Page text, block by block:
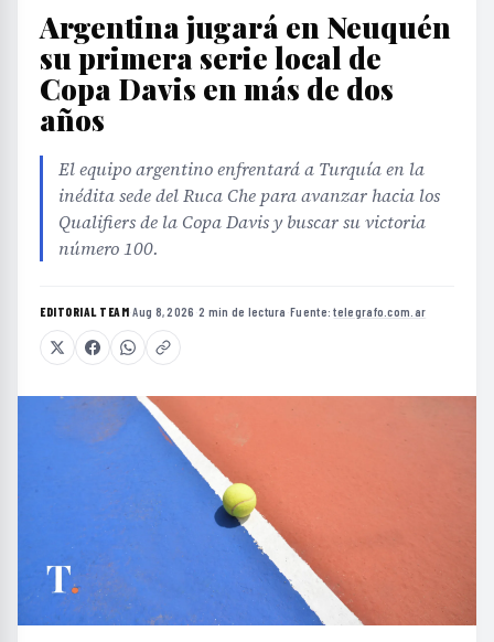
Argentina jugará en Neuquén
su primera serie local de
Copa Davis en más de dos
años
El equipo argentino enfrentará a Turquía en la
inédita sede del Ruca Che para avanzar hacia los
Qualifiers de la Copa Davis y buscar su victoria
número 100.
EDITORIAL TEAM·Aug 8, 2026 ·2 min de lectura ·Fuente:telegrafo.com.ar